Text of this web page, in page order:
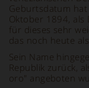
Geburtsdatum
Oktober 1894, als
für dieses sehr
das noch heute
Sein Name
Republik zurück,
oro" angeboten